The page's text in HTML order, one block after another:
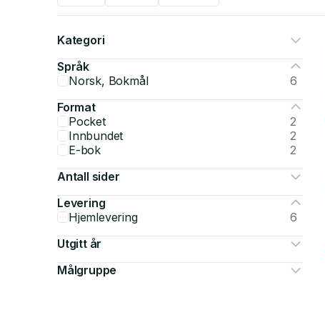
Kategori
Språk
Norsk, Bokmål
6
Format
Pocket
2
Innbundet
2
E-bok
2
Antall sider
Levering
Hjemlevering
6
Utgitt år
Målgruppe